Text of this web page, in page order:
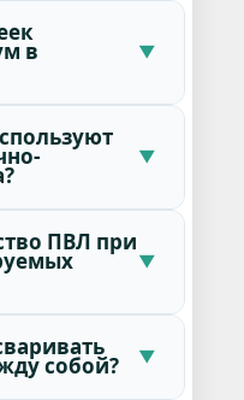
в
ПВЛ при
собой?